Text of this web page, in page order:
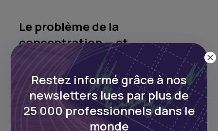
Le problème de la
concentration — et
l’opportunité
Les données révèlent un déséquilibre
structurel : la JSE représente à elle seule
près de 74 % de la capitalisation boursière
Restez informé grâce à nos
newsletters lues par plus de
25 000 professionnels dans le
monde